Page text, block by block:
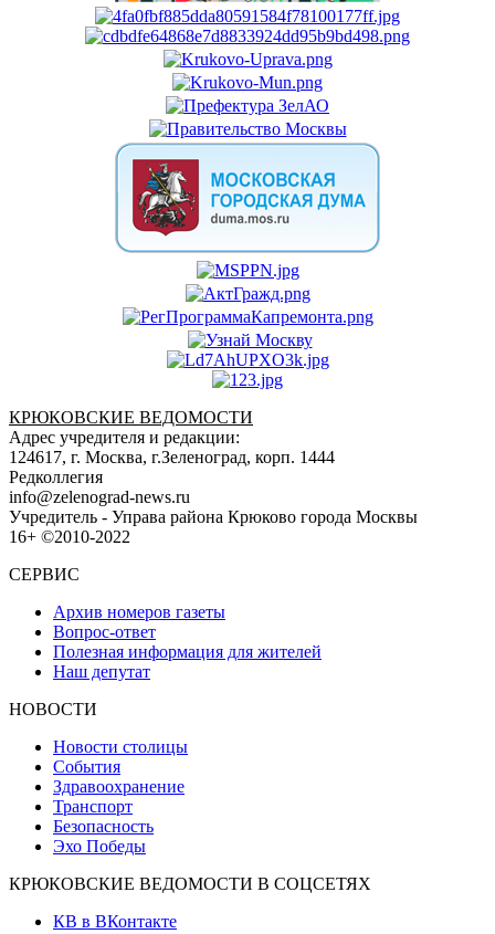
КРЮКОВСКИЕ ВЕДОМОСТИ
Адрес учредителя и редакции:
124617, г. Москва, г.Зеленоград, корп. 1444
Редколлегия
info@zelenograd-news.ru
Учредитель - Управа района Крюково города Москвы
16+ ©2010-2022
СЕРВИС
Архив номеров газеты
Вопрос-ответ
Полезная информация для жителей
Наш депутат
НОВОСТИ
Новости столицы
События
Здравоохранение
Транспорт
Безопасность
Эхо Победы
КРЮКОВСКИЕ ВЕДОМОСТИ В СОЦСЕТЯХ
КВ в ВКонтакте